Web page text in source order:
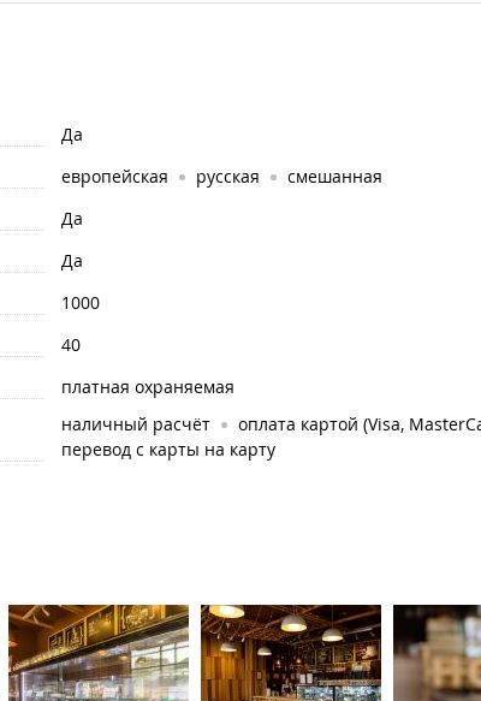
Да
европейская русская
смешанная
Да
Да
1000
40
платная охраняемая
наличный расчёт оплата картой (Visa,
перевод с карты на карту